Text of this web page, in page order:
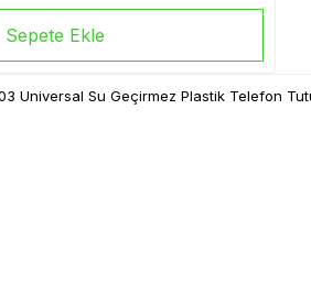
Sepete Ekle